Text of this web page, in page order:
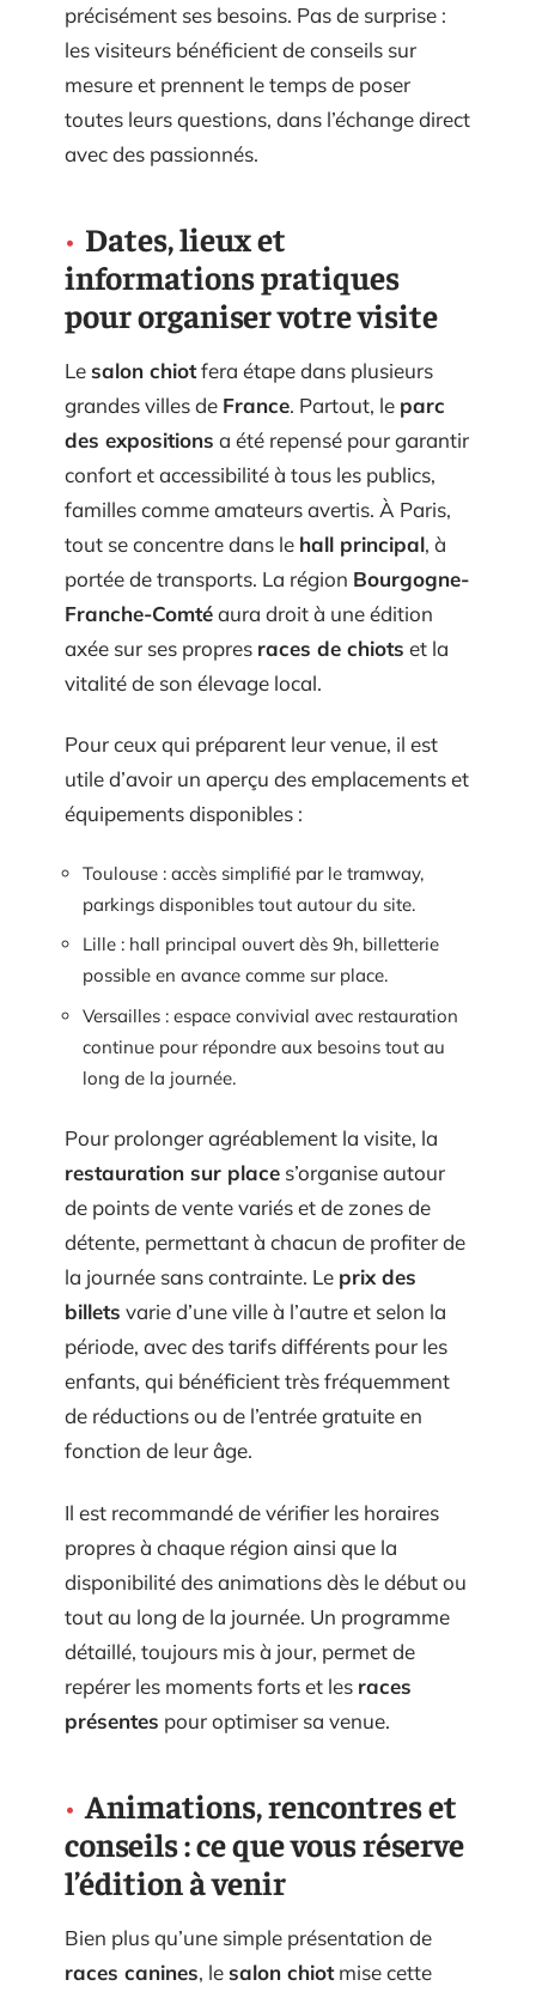
précisément ses besoins. Pas de surprise :
les visiteurs bénéficient de conseils sur
mesure et prennent le temps de poser
toutes leurs questions, dans l’échange direct
avec des passionnés.
Dates, lieux et
informations pratiques
pour organiser votre visite
Lesalon chiotfera étape dans plusieurs
grandes villes de France. Partout, le parc
des expositions a été repensé pour garantir
confort et accessibilité à tous les publics,
familles comme amateurs avertis. À Paris,
tout se concentre dans le hall principal, à
portée de transports. La région Bourgogne-
Franche-Comtéaura droit à une édition
axée sur ses propres races de chiots et la
vitalité de son élevage local.
Pour ceux qui préparent leur venue, il est
utile d’avoir un aperçu des emplacements et
équipements disponibles :
Toulouse : accès simplifié par le tramway,
parkings disponibles tout autour du site.
Lille : hall principal ouvert dès 9h, billetterie
possible en avance comme sur place.
Versailles : espace convivial avec restauration
continue pour répondre aux besoins tout au
long de la journée.
Pour prolonger agréablement la visite, la
restauration sur place s’organise autour
de points de vente variés et de zones de
détente, permettant à chacun de profiter de
la journée sans contrainte. Le prix des
billets varie d’une ville à l’autre et selon la
période, avec des tarifs différents pour les
enfants, qui bénéficient très fréquemment
de réductions ou de l’entrée gratuite en
fonction de leur âge.
Il est recommandé de vérifier les horaires
propres à chaque région ainsi que la
disponibilité des animations dès le début ou
tout au long de la journée. Un programme
détaillé, toujours mis à jour, permet de
repérer les moments forts et les races
présentes pour optimiser sa venue.
Animations, rencontres et
conseils : ce que vous réserve
l’édition à venir
Bien plus qu’une simple présentation de
races canines, lesalon chiotmise cette